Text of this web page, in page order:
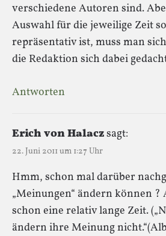
verschiedene Autoren sind.
Auswahl für die jeweilige Zeit
repräsentativ ist, muss man
die Redaktion sich dabei
Antworten
Erich von Halaczsagt:
22. Juni 2011 um 1:27 Uhr
Hmm, schon mal darüber
„Meinungen“ ändern können ?
schon eine relativ lange Zeit.
ändern ihre Meinung